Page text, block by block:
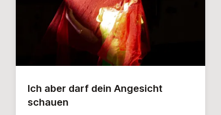
Ich aber darf dein Angesicht
schauen